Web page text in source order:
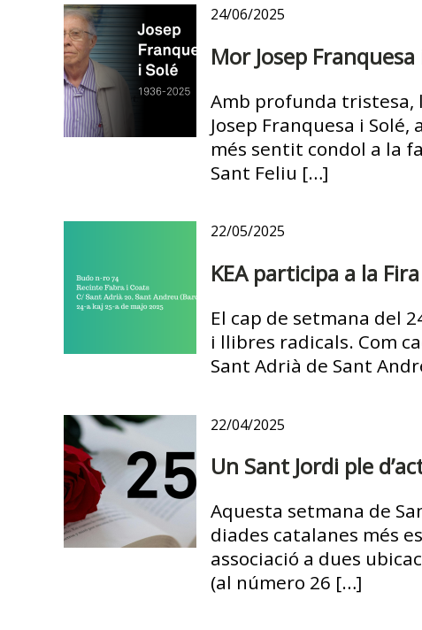
24/06/2025
Mor Josep Franquesa
Amb profunda tristesa,
Josep Franquesa i
més sentit condol a la
Sant Feliu […]
22/05/2025
KEA participa a la
El cap de setmana del
i llibres radicals. Com
Sant Adrià de Sant
22/04/2025
Un Sant Jordi ple
Aquesta setmana de
diades catalanes més
associació a dues
(al número 26 […]